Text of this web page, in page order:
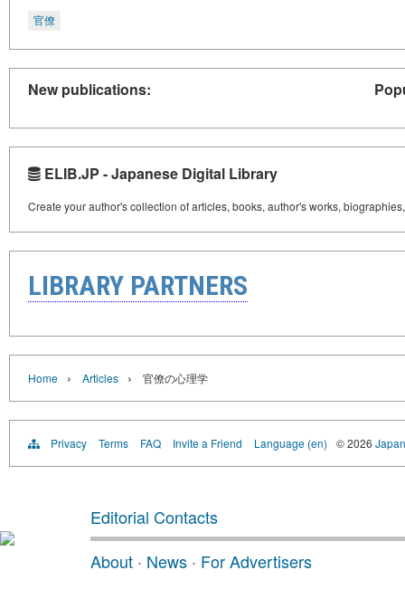
官僚
New publications:
ELIB.JP - Japanese Digital Library
Create your author's collection of articles, books, author's works,
LIBRARY PARTNERS
Home › Articles › 官僚の心理学
Privacy Terms FAQ Invite a Friend Language (en) © 2026
Editorial Contacts
About · News · For Advertisers